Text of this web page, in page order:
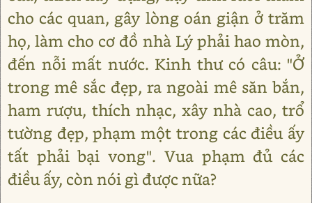
cho các quan, gây lòng oán giận ở trăm
họ, làm cho cơ đồ nhà Lý phải hao mòn,
đến nỗi mất nước. Kinh thư có câu: "Ở
trong mê sắc đẹp, ra ngoài mê săn bắn,
ham rượu, thích nhạc, xây nhà cao, trổ
tường đẹp, phạm một trong các điều ấy
tất phải bại vong". Vua phạm đủ các
điều ấy, còn nói gì được nữa?